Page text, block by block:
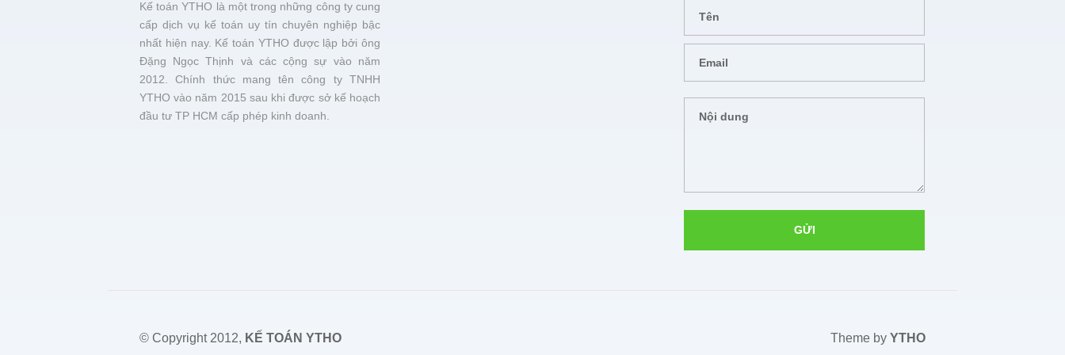
Kế toán YTHO là một trong những công ty cung
cấp dịch vụ kế toán uy tín chuyên nghiệp bậc
nhất hiện nay. Kế toán YTHO được lập bởi ông
Đặng Ngọc Thịnh và các cộng sự vào năm
2012. Chính thức mang tên công ty TNHH
YTHO vào năm 2015 sau khi được sở kế hoạch
đầu tư TP HCM cấp phép kinh doanh.
© Copyright 2012, KẾ TOÁN YTHO Theme byYTHO